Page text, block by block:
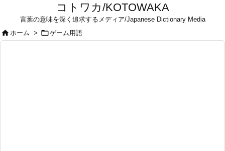
コトワカ/KOTOWAKA
言葉の意味を深く追求するメディア/Japanese Dictionary Media
ホーム > ゲーム用語